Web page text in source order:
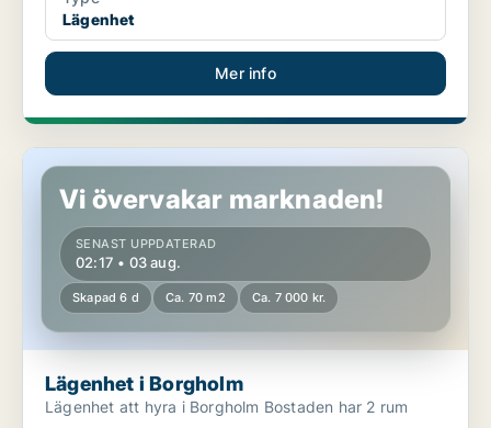
Lägenhet
Mer info
Lägenhet i Borgholm
Vi övervakar marknaden!
SENAST UPPDATERAD
02:17 • 03 aug.
Skapad 6 d Ca. 70 m2 Ca. 7 000 kr.
Lägenhet i Borgholm
Lägenhet att hyra i Borgholm Bostaden har 2 rum